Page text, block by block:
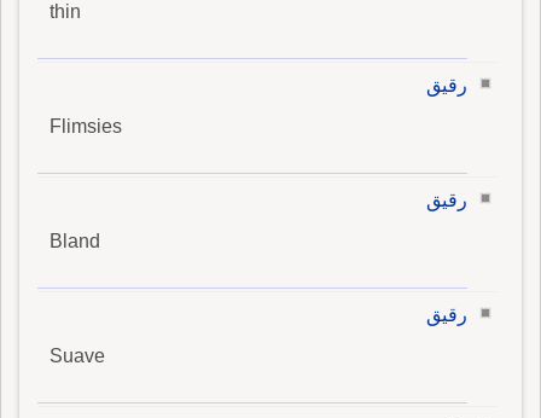
thin
رقيق
Flimsies
رقيق
Bland
رقيق
Suave